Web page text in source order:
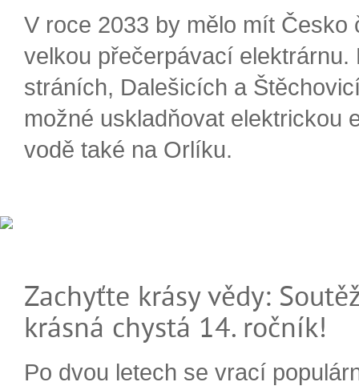
V roce 2033 by mělo mít Česko
velkou přečerpávací elektrárnu.
stráních, Dalešicích a
možné uskladňovat elektrickou
vodě také na Orlíku.
Zachyťte krásy vědy:
krásná chystá 14. ročník!
Po dvou letech se vrací